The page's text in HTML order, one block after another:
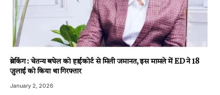
ब्रेकिंग : चेतन्य बघेल को हाईकोर्ट से मिली जमानत, इस मामले में ED ने 18
जुलाई को किया था गिरफ्तार
January 2, 2026